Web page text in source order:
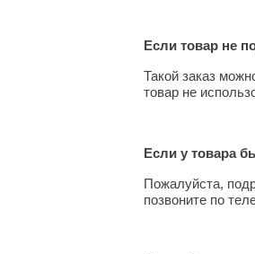
Если товар не
Такой заказ
товар не
Если у товара
Пожалуйста,
позвоните по